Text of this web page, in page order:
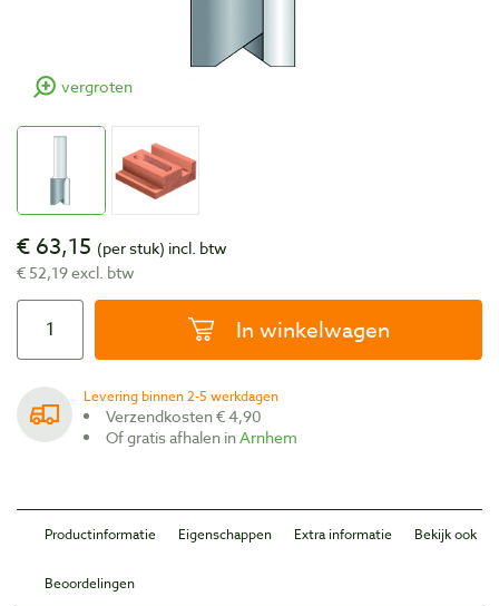
vergroten
€ 63,15 (per stuk) incl. btw
€ 52,19 excl. btw
In winkelwagen
Levering binnen 2-5 werkdagen
Verzendkosten € 4,90
Of gratis afhalen inArnhem
Productinformatie Eigenschappen Extra informatie Bekijk ook
Beoordelingen